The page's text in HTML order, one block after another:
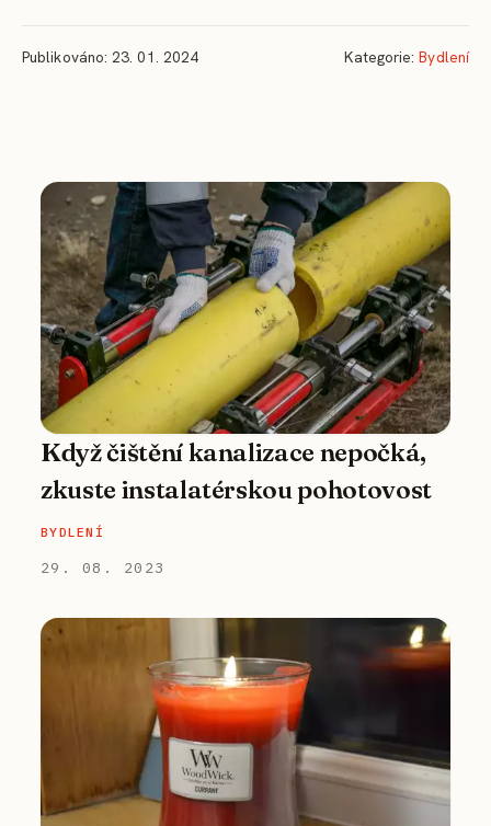
Publikováno: 23. 01. 2024 Kategorie:Bydlení
Když čištění kanalizace nepočká,
zkuste instalatérskou pohotovost
BYDLENÍ
29. 08. 2023